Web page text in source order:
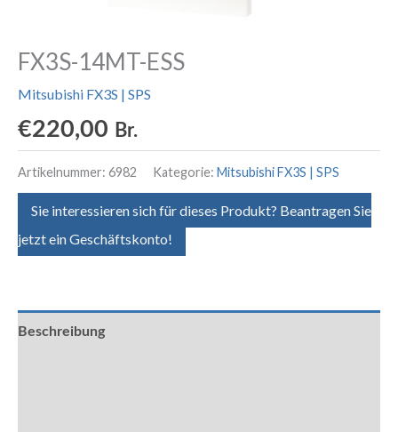
FX3S-14MT-ESS
Mitsubishi FX3S | SPS
€220,00 Br.
Artikelnummer: 6982 Kategorie: Mitsubishi FX3S | SPS
Sie interessieren sich für dieses Produkt? Beantragen Sie
jetzt ein Geschäftskonto!
Beschreibung